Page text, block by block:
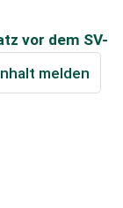
vor dem SV-
melden